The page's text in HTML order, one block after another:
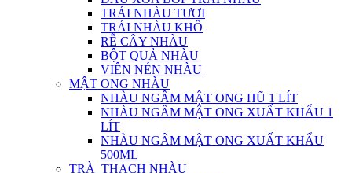
TRÁI NHÀU TƯƠI
TRÁI NHÀU KHÔ
RỄ CÂY NHÀU
BỘT QUẢ NHÀU
VIÊN NÉN NHÀU
MẬT ONG NHÀU
NHÀU NGÂM MẬT ONG HŨ 1 LÍT
NHÀU NGÂM MẬT ONG XUẤT KHẨU 1
LÍT
NHÀU NGÂM MẬT ONG XUẤT KHẨU
500ML
TRÀ_THẠCH NHÀU